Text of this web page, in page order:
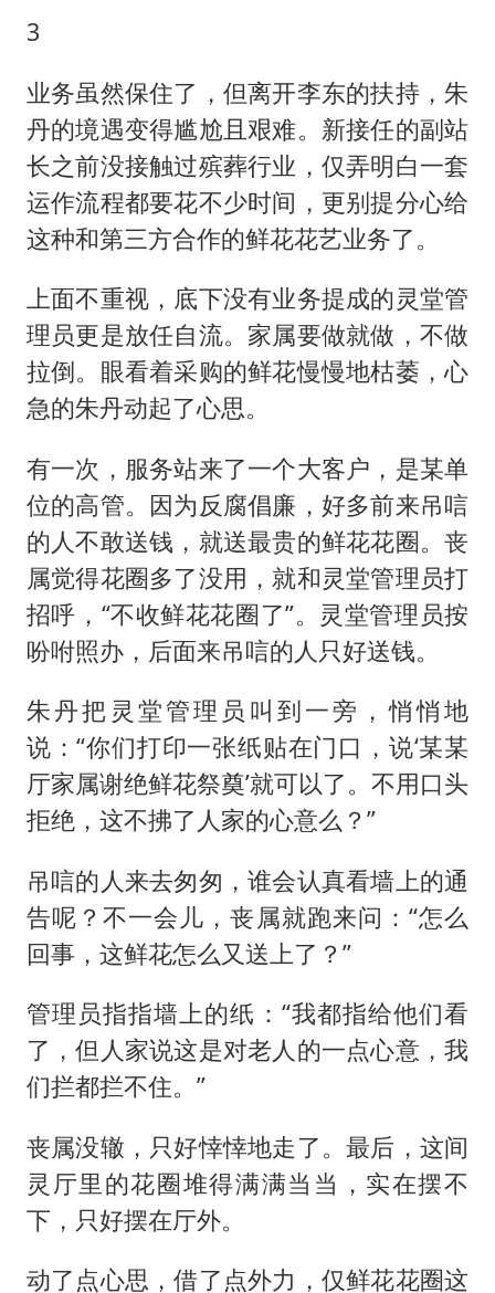
3
业务虽然保住了，但离开李东的扶持，朱
丹的境遇变得尴尬且艰难。新接任的副站
长之前没接触过殡葬行业，仅弄明白一套
运作流程都要花不少时间，更别提分心给
这种和第三方合作的鲜花花艺业务了。
上面不重视，底下没有业务提成的灵堂管
理员更是放任自流。家属要做就做，不做
拉倒。眼看着采购的鲜花慢慢地枯萎，心
急的朱丹动起了心思。
有一次，服务站来了一个大客户，是某单
位的高管。因为反腐倡廉，好多前来吊唁
的人不敢送钱，就送最贵的鲜花花圈。丧
属觉得花圈多了没用，就和灵堂管理员打
招呼，“不收鲜花花圈了”。灵堂管理员按
吩咐照办，后面来吊唁的人只好送钱。
朱丹把灵堂管理员叫到一旁，悄悄地
说：“你们打印一张纸贴在门口，说‘某某
厅家属谢绝鲜花祭奠’就可以了。不用口头
拒绝，这不拂了人家的心意么？”
吊唁的人来去匆匆，谁会认真看墙上的通
告呢？不一会儿，丧属就跑来问：“怎么
回事，这鲜花怎么又送上了？”
管理员指指墙上的纸：“我都指给他们看
了，但人家说这是对老人的一点心意，我
们拦都拦不住。”
丧属没辙，只好悻悻地走了。最后，这间
灵厅里的花圈堆得满满当当，实在摆不
下，只好摆在厅外。
动了点心思，借了点外力，仅鲜花花圈这